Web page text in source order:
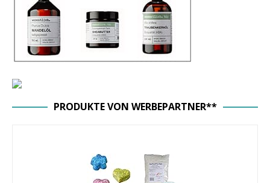
PRODUKTE VON WERBEPARTNER**